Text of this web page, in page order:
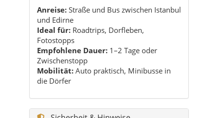
Anreise: Straße und Bus zwischen Istanbul
und Edirne
Ideal für: Roadtrips, Dorfleben,
Fotostopps
Empfohlene Dauer: 1–2 Tage oder
Zwischenstopp
Mobilität: Auto praktisch, Minibusse in
die Dörfer